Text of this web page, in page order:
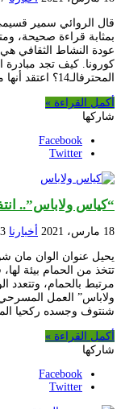
قال الروائي سمير قسيمي
بمثابة قراءة صحيحة،
عودة النشاط الثقافي هي
كورونا. كيف تجد
المحترفالـ14؟ اعتقد أنها من التقاليد …
أكمل القراءة »
شاركها
Facebook
Twitter
“كياس ولاباس”..
18 مارس، 2021 أخبارنا
يحيل عنوان الوان مان
تتخذ من الحمام بيئة
مرتبط بالحمام، وتتعدد
ولاباس” العمل
شنتوف وجسده ركحيا
أكمل القراءة »
شاركها
Facebook
Twitter